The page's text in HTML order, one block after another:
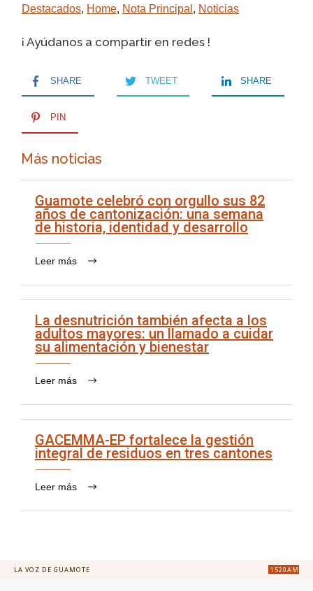
Destacados, Home, Nota Principal , Noticias
¡ Ayúdanos a compartir en redes !
SHARE TWEET SHARE
PIN
Más noticias
Guamote celebró con orgullo sus 82
años de cantonización: una semana
de historia, identidad y desarrollo
Leer más
La desnutrición también afecta a los
adultos mayores: un llamado a cuidar
su alimentación y bienestar
Leer más
GACEMMA-EP fortalece la gestión
integral de residuos en tres cantones
Leer más
LA VOZ DE GUAMOTE 1520AM